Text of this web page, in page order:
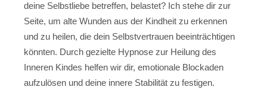
deine Selbstliebe betreffen, belastet? Ich stehe dir zur
Seite, um alte Wunden aus der Kindheit zu erkennen
und zu heilen, die dein Selbstvertrauen beeinträchtigen
könnten. Durch gezielte Hypnose zur Heilung des
Inneren Kindes helfen wir dir, emotionale Blockaden
aufzulösen und deine innere Stabilität zu festigen.